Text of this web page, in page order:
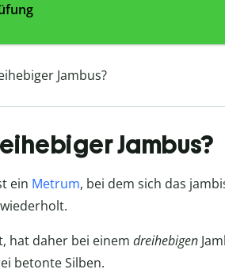
Jambus?
Jambus?
ein Metrum, bei dem sich das
hat daher bei einem dreihebigen
betonte Silben.